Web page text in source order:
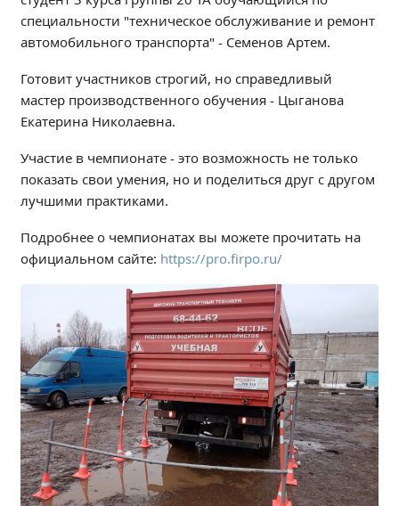
Программа воспитания
Противодействие терроризму
Профилактическая работа
Работа педагога-психолога
Студенческий совет
Студенческий спортивный клуб
МЕТОДИЧЕСКАЯ РАБОТА
В помощь педагогам и мастерам ПО
История нашего техникума
Фотографии техникума
ПОЛЕЗНЫЕ ССЫЛКИ
Министерство науки и высшего образования
РФ
Главное управление по контролю за оборотом
наркотиков
специальности "техническое обслуживание и ремонт
автомобильного транспорта" - Семенов Артем.
Готовит участников строгий, но справедливый
мастер производственного обучения - Цыганова
Екатерина Николаевна.
Участие в чемпионате - это возможность не только
показать свои умения, но и поделиться друг с другом
лучшими практиками.
Подробнее о чемпионатах вы можете прочитать на
официальном сайте: https://pro.firpo.ru/